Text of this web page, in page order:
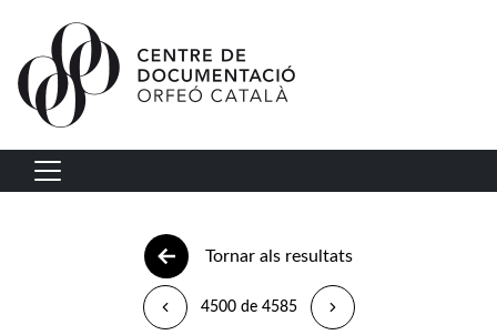
Vés al contingut
Navegació principal
Tornar als resultats
4500 de 4585